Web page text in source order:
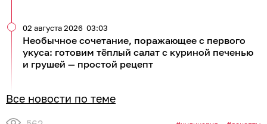
Необычное сочетание, поражающее с первого
укуса: готовим тёплый салат с куриной печенью
и грушей — простой рецепт
02 августа 2026 03:03
Все новости по теме